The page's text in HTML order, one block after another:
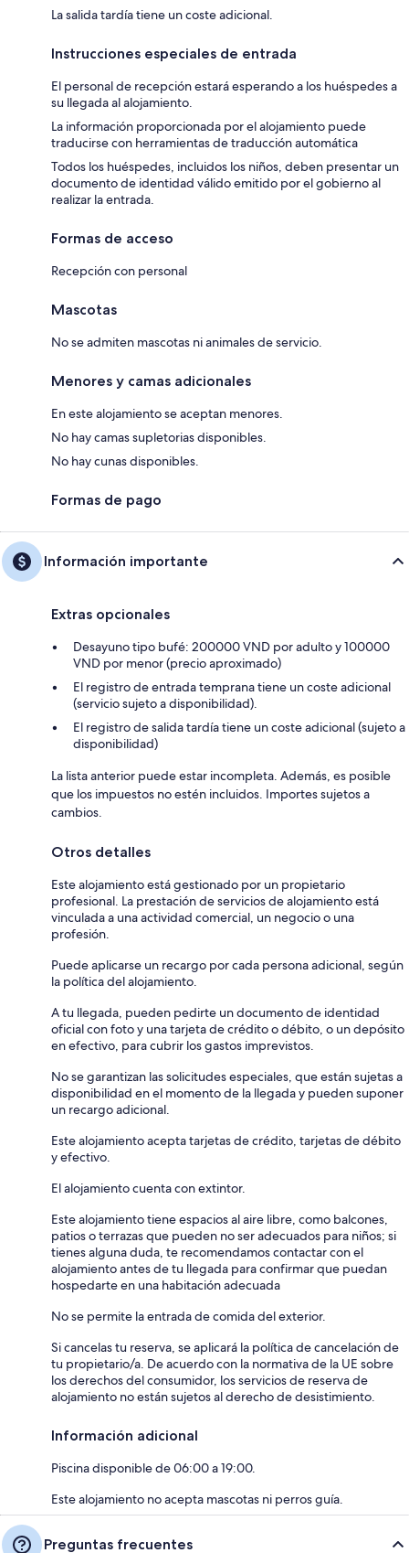
La salida tardía tiene un coste adicional.
Instrucciones especiales de entrada
El personal de recepción estará esperando a los huéspedes a
su llegada al alojamiento.
La información proporcionada por el alojamiento puede
traducirse con herramientas de traducción automática
Todos los huéspedes, incluidos los niños, deben presentar un
documento de identidad válido emitido por el gobierno al
realizar la entrada.
Formas de acceso
Recepción con personal
Mascotas
No se admiten mascotas ni animales de servicio.
Menores y camas adicionales
En este alojamiento se aceptan menores.
No hay camas supletorias disponibles.
No hay cunas disponibles.
Formas de pago
Información importante
Extras opcionales
Desayuno tipo bufé: 200000 VND por adulto y 100000
VND por menor (precio aproximado)
El registro de entrada temprana tiene un coste adicional
(servicio sujeto a disponibilidad).
El registro de salida tardía tiene un coste adicional (sujeto a
disponibilidad)
La lista anterior puede estar incompleta. Además, es posible
que los impuestos no estén incluidos. Importes sujetos a
cambios.
Otros detalles
Este alojamiento está gestionado por un propietario
profesional. La prestación de servicios de alojamiento está
vinculada a una actividad comercial, un negocio o una
profesión.
Puede aplicarse un recargo por cada persona adicional, según
la política del alojamiento.
A tu llegada, pueden pedirte un documento de identidad
oficial con foto y una tarjeta de crédito o débito, o un depósito
en efectivo, para cubrir los gastos imprevistos.
No se garantizan las solicitudes especiales, que están sujetas a
disponibilidad en el momento de la llegada y pueden suponer
un recargo adicional.
Este alojamiento acepta tarjetas de crédito, tarjetas de débito
y efectivo.
El alojamiento cuenta con extintor.
Este alojamiento tiene espacios al aire libre, como balcones,
patios o terrazas que pueden no ser adecuados para niños; si
tienes alguna duda, te recomendamos contactar con el
alojamiento antes de tu llegada para confirmar que puedan
hospedarte en una habitación adecuada
No se permite la entrada de comida del exterior.
Si cancelas tu reserva, se aplicará la política de cancelación de
tu propietario/a. De acuerdo con la normativa de la UE sobre
los derechos del consumidor, los servicios de reserva de
alojamiento no están sujetos al derecho de desistimiento.
Información adicional
Piscina disponible de 06:00 a 19:00.
Este alojamiento no acepta mascotas ni perros guía.
Preguntas frecuentes